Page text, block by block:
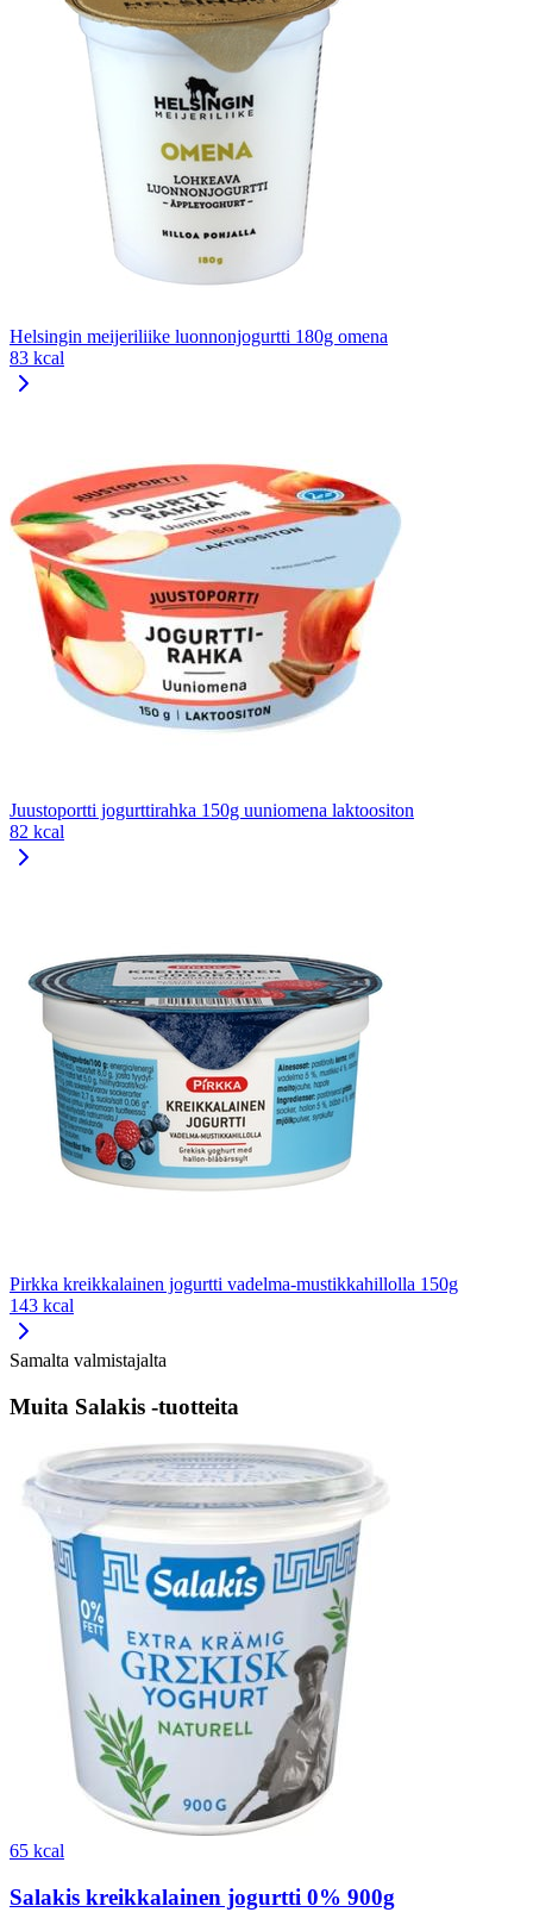
Helsingin meijeriliike luonnonjogurtti 180g omena
83 kcal
Juustoportti jogurttirahka 150g uuniomena laktoositon
82 kcal
Pirkka kreikkalainen jogurtti vadelma-mustikkahillolla 150g
143 kcal
Samalta valmistajalta
Muita Salakis -tuotteita
65 kcal
Salakis kreikkalainen jogurtti 0% 900g